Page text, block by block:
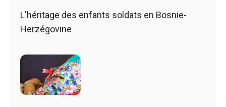
L'héritage des enfants soldats en Bosnie-
Herzégovine